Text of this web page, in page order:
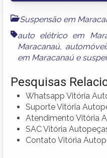
Suspensão em
auto elétrico em
Maracanaú,
em Maracanaúe
Pesquisas
Whatsapp Vitória
Suporte Vitória
Atendimento Vitória
SAC Vitória
Contato Vitória